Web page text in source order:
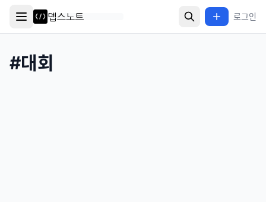
로그인
#대회